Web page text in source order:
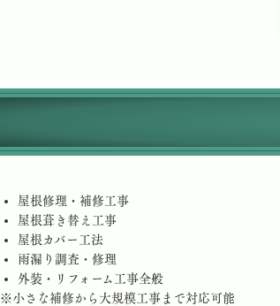
屋根修理・補修工事
屋根葺き替え工事
屋根カバー工法
雨漏り調査・修理
外装・リフォーム工事全般
※小さな補修から大規模工事まで対応可能